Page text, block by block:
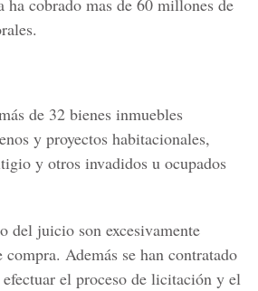
ha cobrado mas de 60 millones de
de 32 bienes inmuebles
y proyectos habitacionales,
y otros invadidos u ocupados
del juicio son excesivamente
Además se han contratado
el proceso de licitación y el